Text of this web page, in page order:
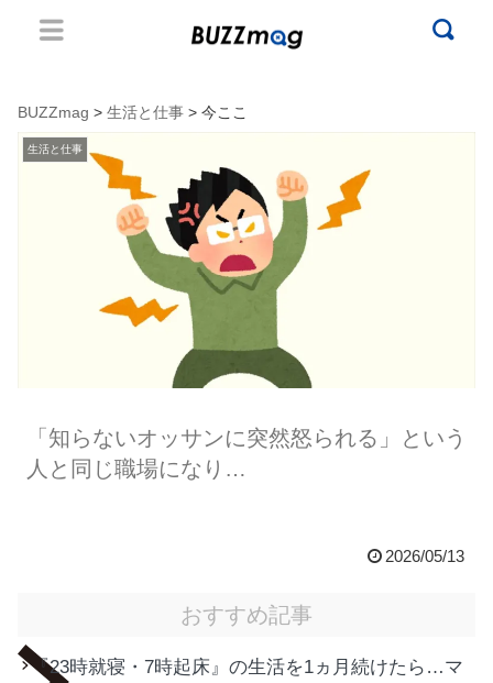
BUZZmag > 生活と仕事 > 今ここ
生活と仕事
「知らないオッサンに突然怒られる」という
人と同じ職場になり…
2026/05/13
おすすめ記事
『23時就寝・7時起床』の生活を1ヵ月続けたら…マ